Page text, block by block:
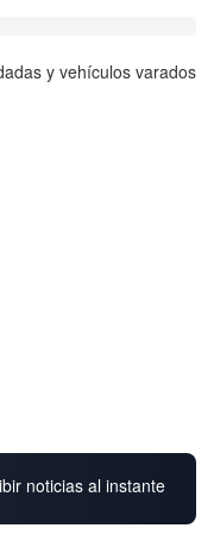
noticias al instante